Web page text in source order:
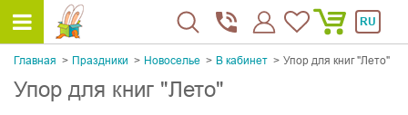
RU
Главная Праздники Новоселье В кабинет Упор для книг "Лето"
Упор для книг "Лето"